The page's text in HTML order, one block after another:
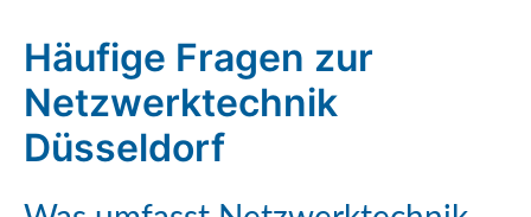
Häufige Fragen zur
Netzwerktechnik
Düsseldorf